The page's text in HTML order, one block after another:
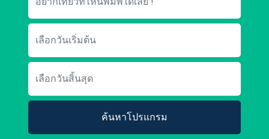
ค้นหาโปรแกรม